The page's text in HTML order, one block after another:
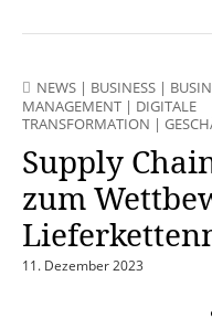
NEWS | BUSINESS |
MANAGEMENT | DIGITALE
TRANSFORMATION |
Supply
zum
11. Dezember 2023